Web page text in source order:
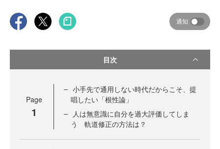
通知
目次
Page
1
小手先で通用しない時代だからこそ、提
唱したい「根性論」
人は無意識に自分を過大評価してしま
う 軌道修正の方法は？